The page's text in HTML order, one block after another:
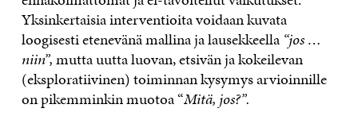
Yksinkertaisia interventioita voidaan kuvata
loogisesti etenevänä mallina ja lausekkeella “jos …
niin”,mutta uutta luovan, etsivän ja kokeilevan
(eksploratiivinen) toiminnan kysymys arvioinnille
on pikemminkin muotoa “Mitä, jos?”.